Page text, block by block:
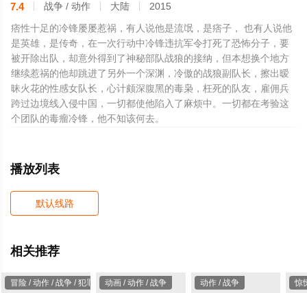
7.4 战争 / 动作 大陆
2015
痞性十足的冷锋屡屡惹祸，有人说他是流氓，是痞子， 也有人说他
是英雄，是传奇，在一次行动中冷锋违抗军令打死了恐怖分子，要
被开除出队，却意外得到了神秘部队战狼的接纳，但本想换个地方
继续惹祸的他却跳进了另外一个深渊，冷傲的战狼副队长，擦出暧
昧火花的性感女队长，心计颇深腹黑的毒枭，枉死的队友，雇佣兵
跨过边境线入侵中国，一切都使他陷入了麻烦中。一切都在考验这
个团队的毒瘤冷锋，他不知该何去。
播放列表
默认线路
相关推荐
冒险 / 动作 / 战争 / 犯罪 动画 / 动作 / 战争 动作 / 战争 惊